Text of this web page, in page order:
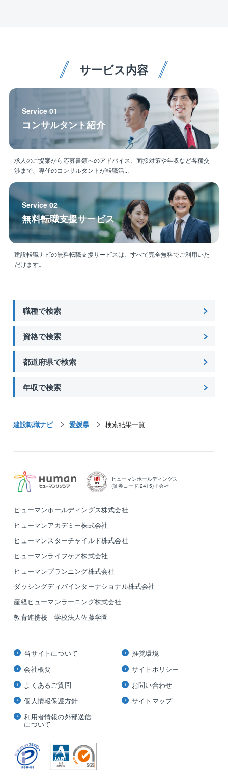
安定した基盤のもとで働くことができます。大規模プ
ロジェクトへの参画機会も多く、長期的なキャリアプ
サービス内容
Service 01
コンサルタント紹介
求人のご提案から応募書類へのアドバイス、面接対策や年収など各種交
渉まで、専任のコンサルタントが転職活...
Service 02
無料転職支援サービス
建設転職ナビの無料転職支援サービスは、すべて完全無料でご利用いた
だけます。
職種で検索
資格で検索
都道府県で検索
年収で検索
建設転職ナビ 愛媛県 検索結果一覧
ヒューマンホールディングス
(証券コード:2415)子会社
ヒューマンホールディングス株式会社
ヒューマンアカデミー株式会社
ヒューマンスターチャイルド株式会社
ヒューマンライフケア株式会社
ヒューマンプランニング株式会社
ダッシングディバインターナショナル株式会社
産経ヒューマンラーニング株式会社
教育連携校 学校法人佐藤学園
当サイトについて
会社概要
よくあるご質問
個人情報保護方針
利用者情報の外部送信
について
推奨環境
サイトポリシー
お問い合わせ
サイトマップ